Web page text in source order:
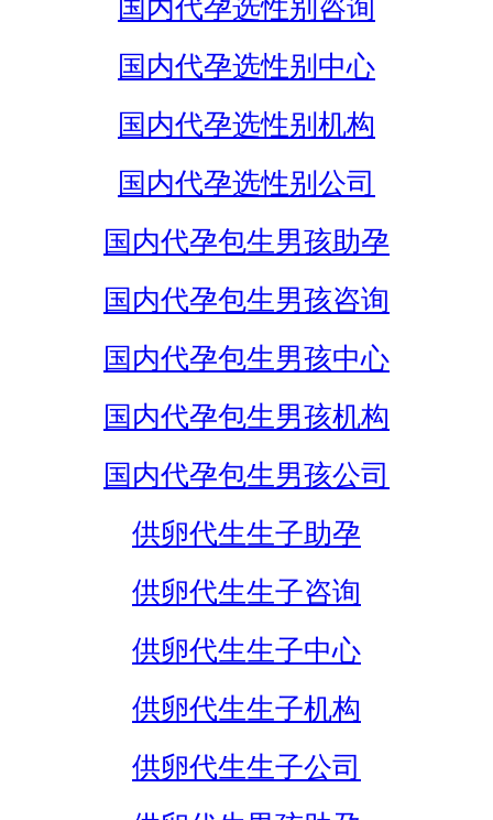
国内代孕选性别咨询
国内代孕选性别中心
国内代孕选性别机构
国内代孕选性别公司
国内代孕包生男孩助孕
国内代孕包生男孩咨询
国内代孕包生男孩中心
国内代孕包生男孩机构
国内代孕包生男孩公司
供卵代生生子助孕
供卵代生生子咨询
供卵代生生子中心
供卵代生生子机构
供卵代生生子公司